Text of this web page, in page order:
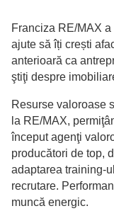
Franciza RE/MAX
ajute să îți crești
anterioară ca
ştiţi despre
Resurse valoroase
la RE/MAX,
început agenţi
producători de top,
adaptarea training-
recrutare.
muncă energic.